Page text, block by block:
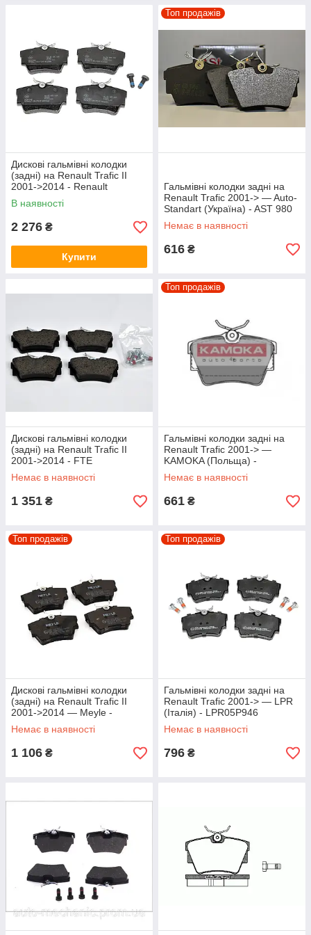
Дискові гальмівні колодки
(задні) на Renault Trafic II
2001->2014 - Renault
(Оригінал) - 440607091R
В наявності
2 276 ₴
Купити
Топ продажів
Гальмівні колодки задні на
Renault Trafic 2001-> — Auto-
Standart (Україна) - AST 980
Немає в наявності
616 ₴
Дискові гальмівні колодки
(задні) на Renault Trafic II
2001->2014 - FTE
(Німеччина) — BL1890A3
Немає в наявності
1 351 ₴
Топ продажів
Гальмівні колодки задні на
Renault Trafic 2001-> —
KAMOKA (Польща) -
KAMJQ1013032
Немає в наявності
661 ₴
Топ продажів
Дискові гальмівні колодки
(задні) на Renault Trafic II
2001->2014 — Meyle -
0252398017
Немає в наявності
1 106 ₴
Топ продажів
Гальмівні колодки задні на
Renault Trafic 2001-> — LPR
(Італія) - LPR05P946
Немає в наявності
796 ₴